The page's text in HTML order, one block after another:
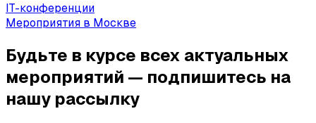
IT-конференции
Мероприятия в Москве
Будьте в курсе всех актуальных
мероприятий — подпишитесь на
нашу рассылку